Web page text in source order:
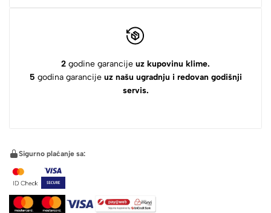
2 godine garancije uz kupovinu klime.
5 godina garancije uz našu ugradnju i redovan godišnji
servis.
Sigurno plaćanje sa: